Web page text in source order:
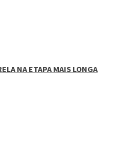
NA ETAPA MAIS LONGA